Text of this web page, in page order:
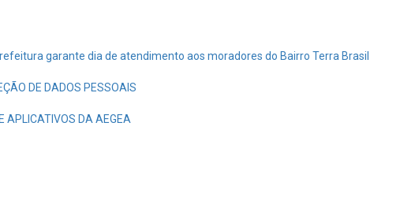
garante dia de atendimento aos moradores do Bairro Terra Brasil
DE DADOS PESSOAIS
APLICATIVOS DA AEGEA